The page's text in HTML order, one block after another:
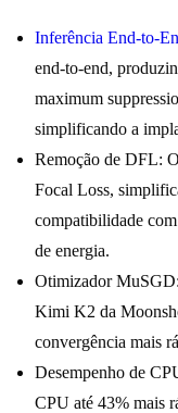
Inferência End-to-
end-to-end,
maximum
simplificando a
Remoção de DFL:
Focal Loss,
compatibilidade
de energia.
Otimizador
Kimi K2 da
convergência mais
Desempenho de
CPU até 43% mais